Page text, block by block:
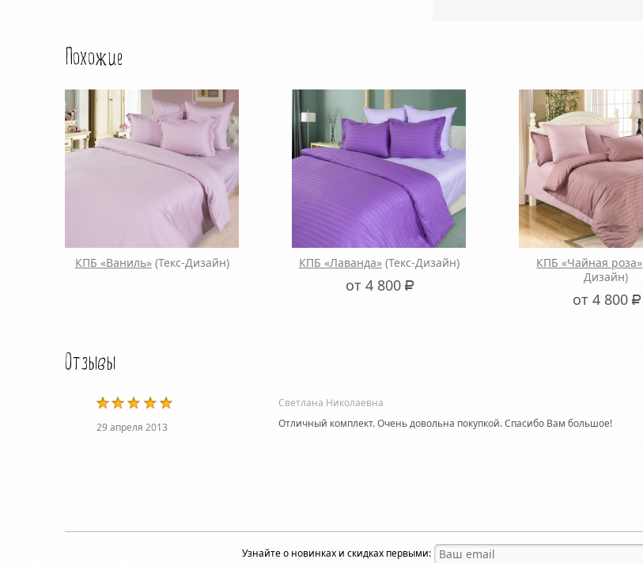
Похожие
КПБ «Ваниль» (Текс-Дизайн) КПБ «Лаванда» (Текс-Дизайн)
от 4 800 Р
КПБ «Чайная роза»
Дизайн)
от 4 800 Р
Отзывы
29 апреля 2013
Светлана Николаевна
Отличный комплект. Очень довольна покупкой. Спасибо Вам большое!
Узнайте о новинках и скидках первыми: